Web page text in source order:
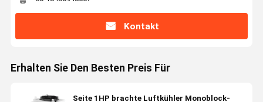
Kontakt
Erhalten Sie Den Besten Preis Für
Seite 1HP brachte Luftkühler Monoblock-